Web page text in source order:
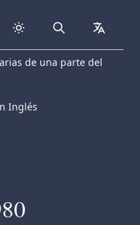
Search
de una parte del
Inglés